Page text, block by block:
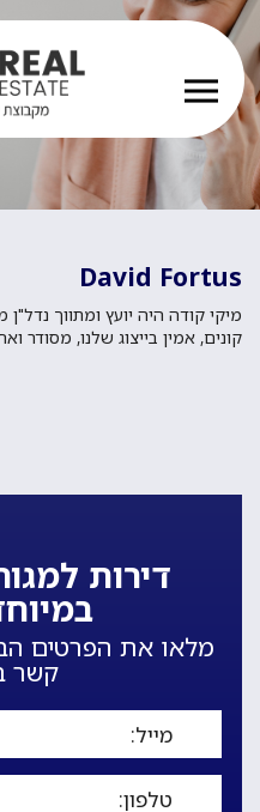
David Fortus
מיקי קודה היה יועץ ומתווך נדל"ן
קונים, אמין בייצוג שלנו, מסודר
דירות
מלאו את הפרטים
קשר